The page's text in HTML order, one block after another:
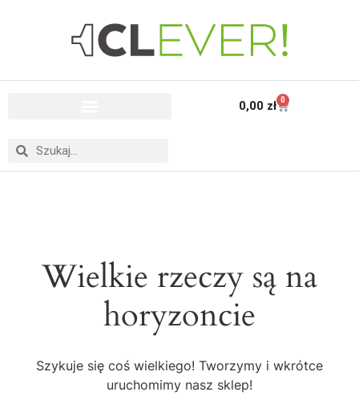
0,00 zł 0
Wielkie rzeczy są na
horyzoncie
Szykuje się coś wielkiego! Tworzymy i wkrótce
uruchomimy nasz sklep!